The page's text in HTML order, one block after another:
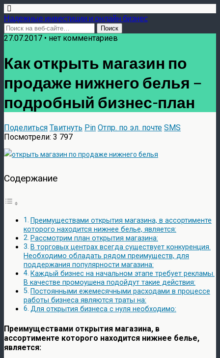
Надежные инвестиции и онлайн бизнес
27.07.2017 • нет комментариев
Как открыть магазин по
продаже нижнего белья –
подробный бизнес-план
Поделиться Твитнуть Pin Отпр. по эл. почте SMS
Посмотрели: 3 797
Содержание
Преимуществами открытия магазина, в ассортименте
которого находится нижнее белье, является:
Рассмотрим план открытия магазина:
В торговых центрах всегда существует конкуренция.
Необходимо обладать рядом преимуществ, для
поддержания популярности магазина:
Каждый бизнес на начальном этапе требует рекламы.
В качестве промоушена подойдут такие действия:
Постоянными ежемесячными расходами в процессе
работы бизнеса являются траты на:
Для открытия бизнеса с нуля необходимо:
Преимуществами открытия магазина, в
ассортименте которого находится нижнее белье,
является: